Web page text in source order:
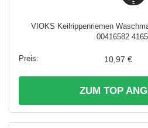
VIOKS Keilrippenriemen
00416582
10,97 €
ZUM TOP